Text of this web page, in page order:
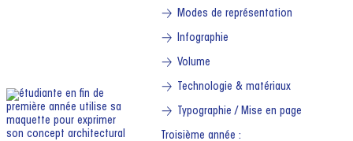
Modes de représentation
Infographie
Volume
Technologie & matériaux
Typographie / Mise en page
Troisième année :